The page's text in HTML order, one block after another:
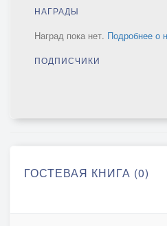
НАГРАДЫ
Наград пока нет. Подробнее о
ПОДПИСЧИКИ
ГОСТЕВАЯ КНИГА (0)